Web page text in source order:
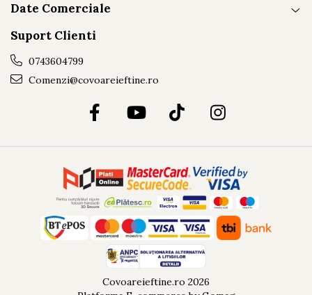
Date Comerciale
Suport Clienti
0743604799
Comenzi@covoareieftine.ro
Covoareieftine.ro 2026